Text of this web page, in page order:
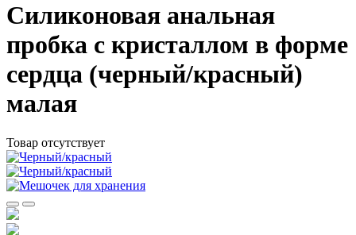
Силиконовая анальная
пробка с кристаллом в форме
сердца (черный/красный)
малая
Товар отсутствует